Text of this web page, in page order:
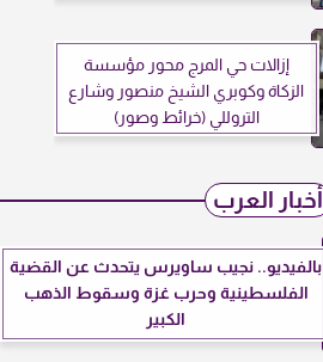
إزالات حي المرج محور مؤسسة
الزكاة وكوبري الشيخ منصور وشارع
التروللي (خرائط وصور)
أخبار العرب
بالفيديو.. نجيب ساويرس يتحدث عن القضية
الفلسطينية وحرب غزة وسقوط الذهب
الكبير